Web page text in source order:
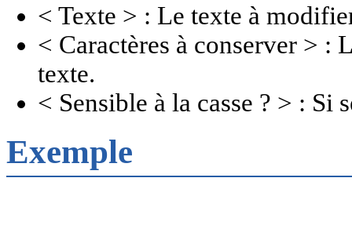
< Texte > : Le texte à
< Caractères à conserver > :
texte.
< Sensible à la casse ? > : Si
Exemple